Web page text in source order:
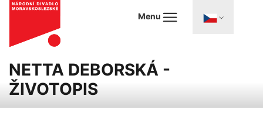
Menu
NETTA DEBORSKÁ -
ŽIVOTOPIS